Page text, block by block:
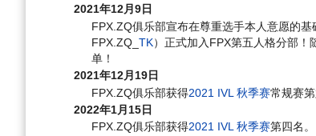
2021年12月9日
FPX.ZQ俱乐部宣布在尊重选手本人意愿的
FPX.ZQ_TK）正式加入FPX第五人格分部
单！
2021年12月19日
FPX.ZQ俱乐部获得2021 IVL 秋季赛常规赛
2022年1月15日
FPX.ZQ俱乐部获得2021 IVL 秋季赛第四名。